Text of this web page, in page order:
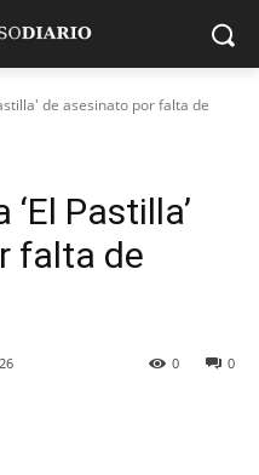
de asesinato por falta de
Pastilla’
falta de
0
0